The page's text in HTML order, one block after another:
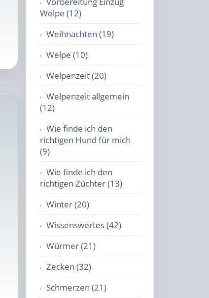
Welpe (12)
Weihnachten (19)
Welpe (10)
Welpenzeit (20)
Welpenzeit allgemein
(12)
Wie finde ich den
richtigen Hund für mich
(9)
Wie finde ich den
richtigen Züchter (13)
Winter (20)
Wissenswertes (42)
Würmer (21)
Zecken (32)
Schmerzen (21)